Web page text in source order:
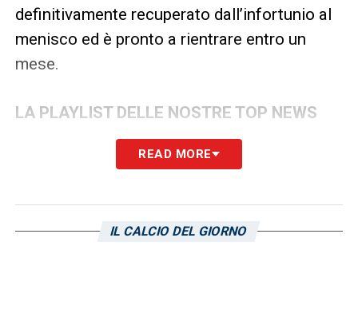
definitivamente recuperato dall’infortunio al
menisco ed è pronto a rientrare entro un
mese.
LA PLAYLIST DELLE NOSTRE TOP NEWS
READ MORE
IL CALCIO DEL GIORNO